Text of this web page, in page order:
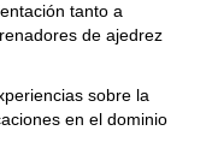
tanto a
de ajedrez
sobre la
en el dominio